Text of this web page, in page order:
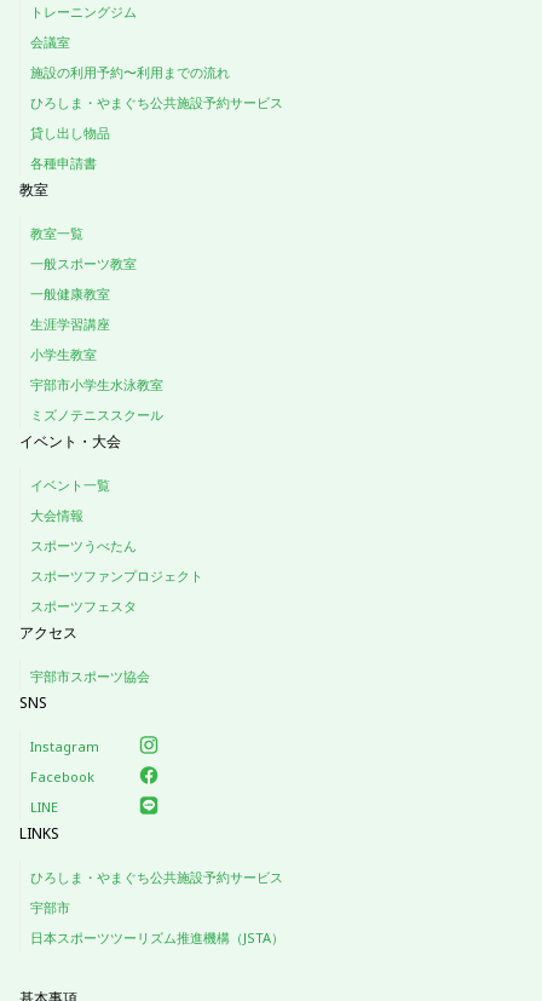
トレーニングジム
会議室
施設の利用予約〜利用までの流れ
ひろしま・やまぐち公共施設予約サービス
貸し出し物品
各種申請書
教室
教室一覧
一般スポーツ教室
一般健康教室
生涯学習講座
小学生教室
宇部市小学生水泳教室
ミズノテニススクール
イベント・大会
イベント一覧
大会情報
スポーツうべたん
スポーツファンプロジェクト
スポーツフェスタ
アクセス
宇部市スポーツ協会
SNS
Instagram
Facebook
LINE
LINKS
ひろしま・やまぐち公共施設予約サービス
宇部市
日本スポーツツーリズム推進機構（JSTA）